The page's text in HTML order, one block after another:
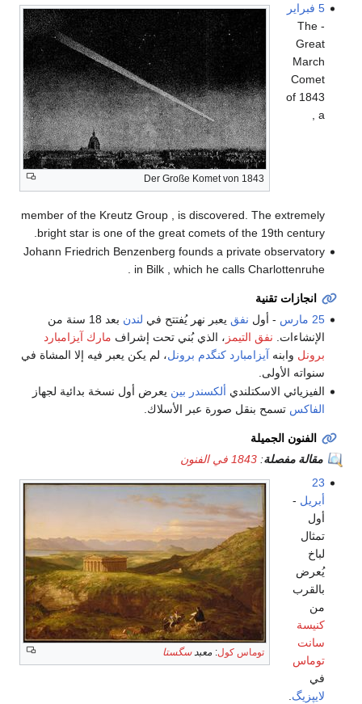
Der Große Komet von 1843
5 فبراير
- The
Great
March
Comet
of 1843
, a
member of the Kreutz Group , is discovered. The extremely
bright star is one of the great comets of the 19th century.
Johann Friedrich Benzenberg founds a private observatory
in Bilk , which he calls Charlottenruhe .
انجازات تقنية
25 مارس
- أول نفق يعبر نهر يُفتتح في لندن
بعد 18 سنة من
الإنشاءات. نفق التيمز ، الذي بُني تحت إشراف مارك آيزامبارد
برونل وابنه آيزامبارد كنگدم برونل، لم يكن يعبر فيه إلا المشاة في
سنواته الأولى.
الفيزيائي الاسكتلندي ألكسندر بين يعرض أول نسخة بدائية لجهاز
الفاكس تسمح بنقل صورة عبر الأسلاك.
الفنون الجميلة
مقالة مفصلة: 1843 في الفنون
توماس كول: معبدسگستا
23
أبريل -
أول
تمثال
لباخ
يُعرض
بالقرب
من
كنيسة
سانت
توماس
في
لايپزيگ